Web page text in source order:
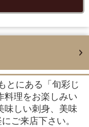
とにある「旬彩じ
料理をお楽しみい
味しい刺身、美味
ご来店下さい。